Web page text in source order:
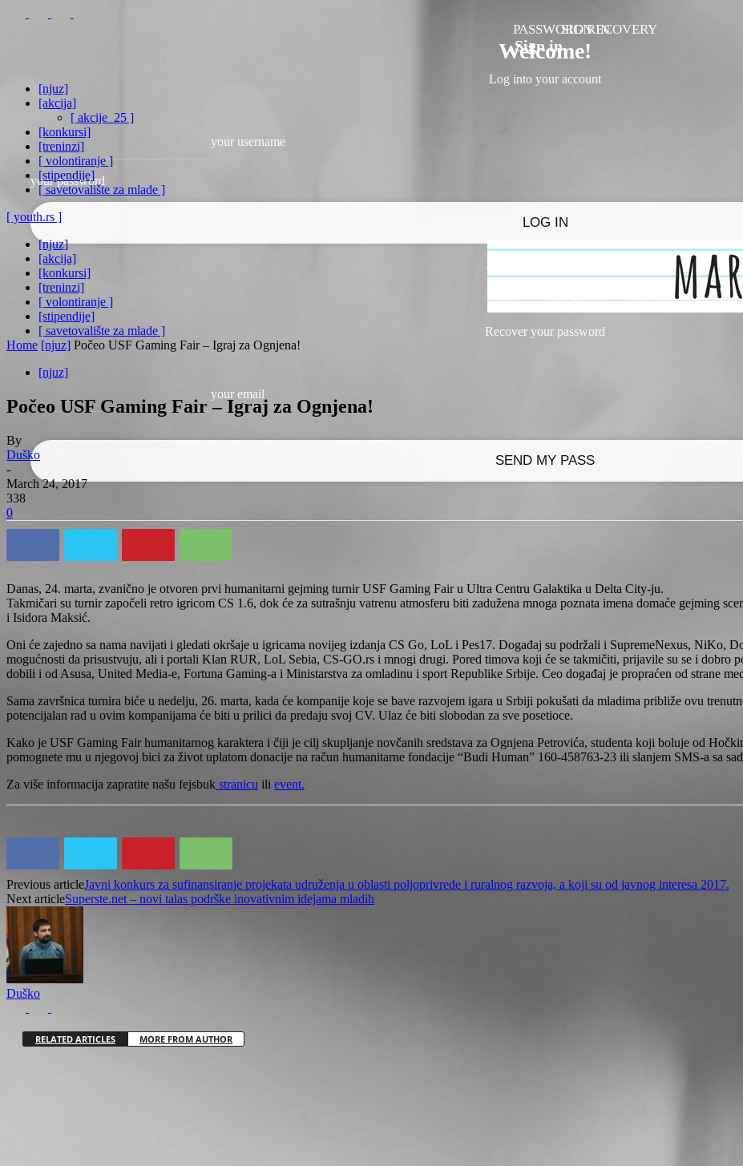
Sign in
[njuz]
[akcija]
[ akcije_25 ]
[konkursi]
[treninzi]
[ volontiranje ]
[stipendije]
[ savetovalište za mlade ]
SIGN IN
Welcome!
Log into your account
your username
your password
PASSWORD RECOVERY
Recover your password
your email
[ youth.rs ]
[njuz]
[akcija]
[konkursi]
[treninzi]
[ volontiranje ]
[stipendije]
[ savetovalište za mlade ]
Home [njuz] Počeo USF Gaming Fair – Igraj za Ognjena!
[njuz]
Počeo USF Gaming Fair – Igraj za Ognjena!
By
Duško
-
March 24, 2017
338
0
Danas, 24. marta, zvanično je otvoren prvi humanitarni gejming turnir USF Gaming Fair u Ultra Centru Galaktika u Delta City-ju.
Takmičari su turnir započeli retro igricom CS 1.6, dok će za sutrašnju vatrenu atmosferu biti zadužena mnoga poznata imena domaće gejming
i Isidora Maksić.
Oni će zajedno sa nama navijati i gledati okršaje u igricama novijeg izdanja CS Go, LoL i Pes17. Događaj su podržali i SupremeNexus, NiKo,
mogućnosti da prisustvuju, ali i portali Klan RUR, LoL Sebia, CS-GO.rs i mnogi drugi. Pored timova koji će se takmičiti, prijavile su se i dobro
dobili i od Asusa, United Media-e, Fortuna Gaming-a i Ministarstva za omladinu i sport Republike Srbije. Ceo događaj je propraćen od strane
Sama završnica turnira biće u nedelju, 26. marta, kada će kompanije koje se bave razvojem igara u Srbiji pokušati da mladima približe ovu
potencijalan rad u ovim kompanijama će biti u prilici da predaju svoj CV. Ulaz će biti slobodan za sve posetioce.
Kako je USF Gaming Fair humanitarnog karaktera i čiji je cilj skupljanje novčanih sredstava za Ognjena Petrovića, studenta koji boluje od
pomognete mu u njegovoj bici za život uplatom donacije na račun humanitarne fondacije “Budi Human” 160-458763-23 ili slanjem SMS-a sa
Za više informacija zapratite našu fejsbuk stranicu ili event.
Previous articleЈavni konkurs za sufinansiranje projekata udruženja u oblasti poljoprivrede i ruralnog razvoja, a koji su od javnog interesa 2017.
Next articleSuperste.net – novi talas podrške inovativnim idejama mladih
Duško
RELATED ARTICLES MORE FROM AUTHOR